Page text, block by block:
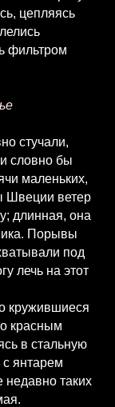
цепляясь
фильтром
стучали,
словно бы
маленьких,
Швеции ветер
длинная, она
Порывы
под
лечь на этот
кружившиеся
красным
в стальную
янтарем
недавно таких